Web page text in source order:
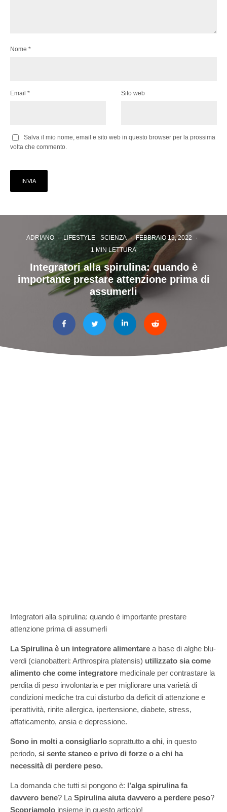
Nome *
Email * Sito web
Salva il mio nome, email e sito web in questo browser per la prossima
volta che commento.
ADRIANO · LIFESTYLE SCIENZA · FEBBRAIO 19, 2022
·
1 MIN LETTURA
Integratori alla spirulina: quando è
importante prestare attenzione prima di
assumerli
Integratori alla spirulina: quando è importante prestare
attenzione prima di assumerli
La Spirulina è un integratore alimentare a base di alghe blu-
verdi (cianobatteri: Arthrospira platensis) utilizzato sia come
alimento che come integratore medicinale per contrastare la
perdita di peso involontaria e per migliorare una varietà di
condizioni mediche tra cui disturbo da deficit di attenzione e
iperattività, rinite allergica, ipertensione, diabete, stress,
affaticamento, ansia e depressione.
Sono in molti a consigliarlo soprattutto a chi, in questo
periodo, si sente stanco e privo di forze o a chi ha
necessità di perdere peso.
La domanda che tutti si pongono è: l’alga spirulina fa
davvero bene? LaSpirulina aiuta davvero a perdere peso?
Scopriamolo insieme in questo articolo!